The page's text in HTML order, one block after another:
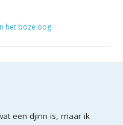
het boze oog
een djinn is, maar ik